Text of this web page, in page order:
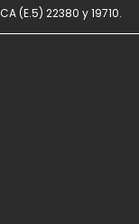
(E.5) 22380 y 19710.